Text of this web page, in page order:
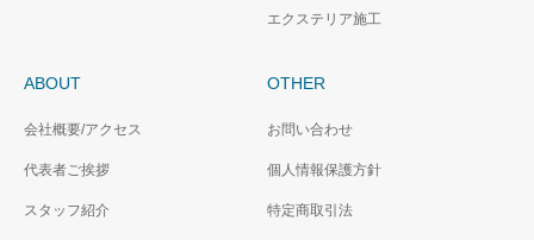
エクステリア施工
ABOUT
会社概要/アクセス
代表者ご挨拶
スタッフ紹介
OTHER
お問い合わせ
個人情報保護方針
特定商取引法